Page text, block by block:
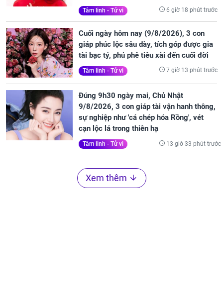
Tâm linh - Tử vi 6 giờ 18 phút trước
Cuối ngày hôm nay (9/8/2026), 3 con
giáp phúc lộc sâu dày, tích góp được gia
tài bạc tỷ, phủ phê tiêu xài đến cuối đời
Tâm linh - Tử vi 7 giờ 13 phút trước
Đúng 9h30 ngày mai, Chủ Nhật
9/8/2026, 3 con giáp tài vận hanh thông,
sự nghiệp như 'cá chép hóa Rồng', vét
cạn lộc lá trong thiên hạ
Tâm linh - Tử vi 13 giờ 33 phút trước
Xem thêm